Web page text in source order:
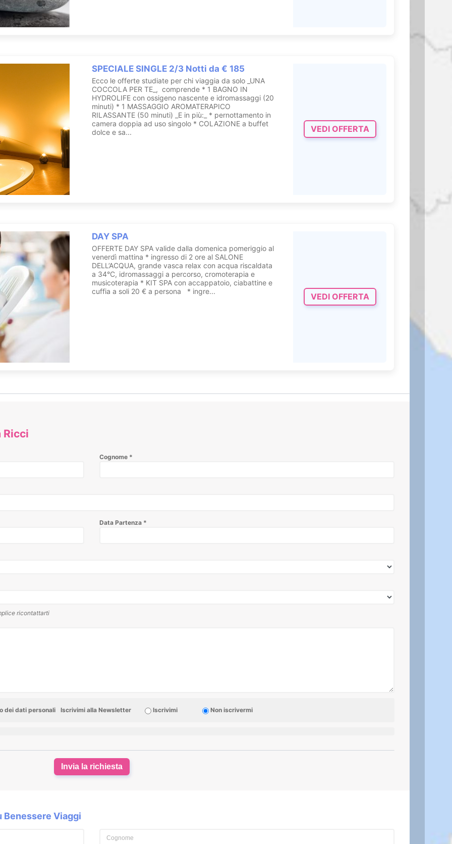
SPECIALE SINGLE 2/3 Notti da € 185
Ecco le offerte studiate per chi viaggia da solo _UNA
COCCOLA PER TE_, comprende * 1 BAGNO IN
HYDROLIFE con ossigeno nascente e idromassaggi (20
minuti) * 1 MASSAGGIO AROMATERAPICO
RILASSANTE (50 minuti) _E in più:_ * pernottamento in
camera doppia ad uso singolo * COLAZIONE a buffet
dolce e sa...
VEDI OFFERTA
DAY SPA
OFFERTE DAY SPA valide dalla domenica pomeriggio al
venerdì mattina * ingresso di 2 ore al SALONE
DELL’ACQUA, grande vasca relax con acqua riscaldata
a 34°C, idromassaggi a percorso, cromoterapia e
musicoterapia * KIT SPA con accappatoio, ciabattine e
cuffia a soli 20 € a persona * ingre...
VEDI OFFERTA
Ricci
Cognome *
Data Partenza *
ricontattarti
dei dati personali Iscrivimi alla Newsletter Iscrivimi Non iscrivermi
Invia la richiesta
Viaggi